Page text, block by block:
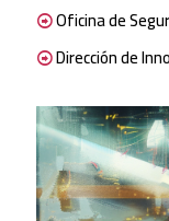
Oficina de
Dirección de